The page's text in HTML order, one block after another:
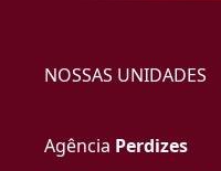
NOSSAS UNIDADES
Agência Perdizes